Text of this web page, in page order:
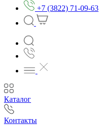
+7 (3822) 71-09-63
Каталог
Контакты